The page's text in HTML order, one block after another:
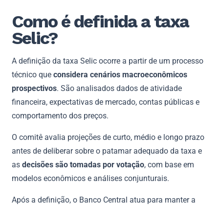
Como é definida a taxa
Selic?
A definição da taxa Selic ocorre a partir de um processo
técnico que considera cenários macroeconômicos
prospectivos. São analisados dados de atividade
financeira, expectativas de mercado, contas públicas e
comportamento dos preços.
O comitê avalia projeções de curto, médio e longo prazo
antes de deliberar sobre o patamar adequado da taxa e
as decisões são tomadas por votação, com base em
modelos econômicos e análises conjunturais.
Após a definição, o Banco Central atua para manter a